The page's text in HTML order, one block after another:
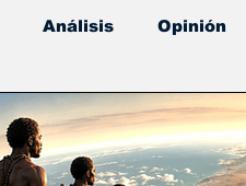
Análisis Opinión
y Salud